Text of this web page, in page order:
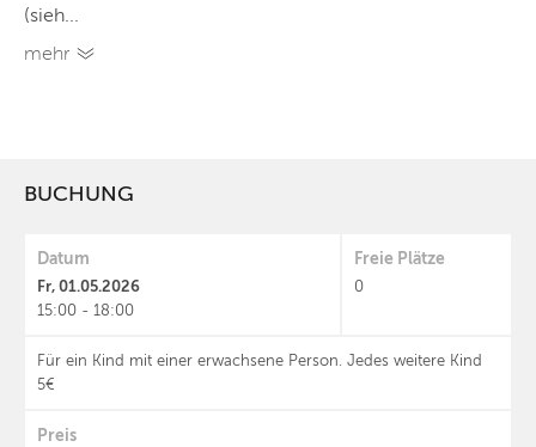
(sieh...
mehr
BUCHUNG
Datum
Fr, 01.05.2026
15:00 - 18:00
Für ein Kind mit einer erwachsene Person. Jedes weitere Kind
5€
Freie Plätze
0
Preis